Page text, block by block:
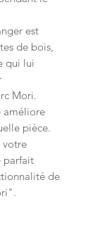
est
de bois,
qui lui
Mori.
améliore
pièce.
votre
parfait
de